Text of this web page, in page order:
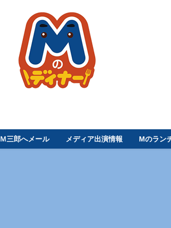
Ｍ三郎へメール メディア出演情報 Mのラン